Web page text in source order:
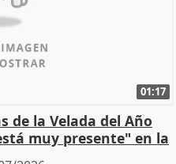
01:17
de la Velada del Año
muy presente" en la